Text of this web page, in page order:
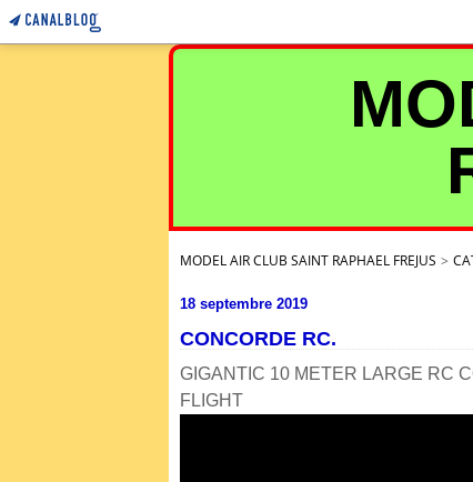
MODEL AIR CLUB SAINT RAPHAEL FREJUS >
18 septembre 2019
CONCORDE RC.
GIGANTIC 10 METER LARGE RC
FLIGHT